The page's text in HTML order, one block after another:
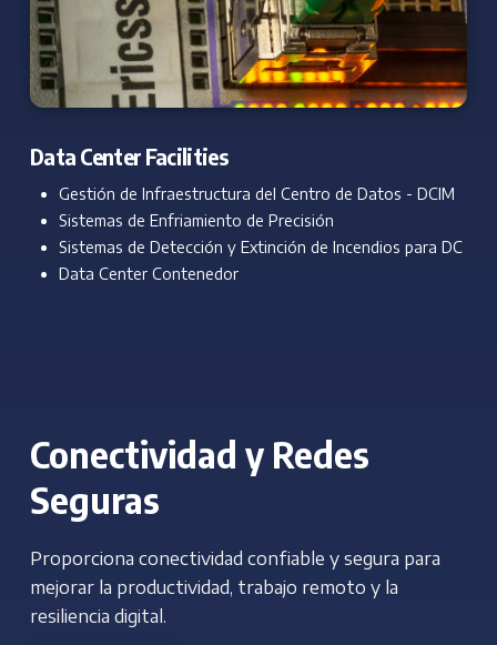
Data Center Facilities
Gestión de Infraestructura del Centro de Datos - DCIM
Sistemas de Enfriamiento de Precisión
Sistemas de Detección y Extinción de Incendios para DC
Data Center Contenedor
Conectividad y Redes
Seguras
Proporciona conectividad confiable y segura para
mejorar la productividad, trabajo remoto y la
resiliencia digital.